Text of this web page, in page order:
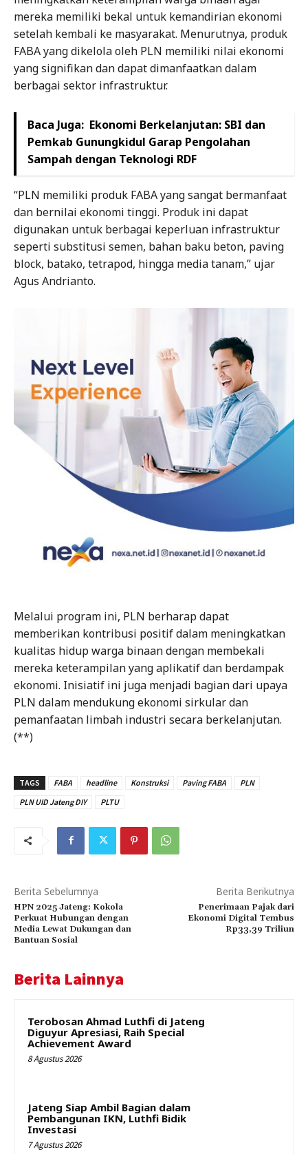
mereka memiliki bekal untuk kemandirian ekonomi
setelah kembali ke masyarakat. Menurutnya, produk
FABA yang dikelola oleh PLN memiliki nilai ekonomi
yang signifikan dan dapat dimanfaatkan dalam
berbagai sektor infrastruktur.
Baca Juga: Ekonomi Berkelanjutan: SBI dan
Pemkab Gunungkidul Garap Pengolahan
Sampah dengan Teknologi RDF
“PLN memiliki produk FABA yang sangat bermanfaat
dan bernilai ekonomi tinggi. Produk ini dapat
digunakan untuk berbagai keperluan infrastruktur
seperti substitusi semen, bahan baku beton, paving
block, batako, tetrapod, hingga media tanam,” ujar
Agus Andrianto.
Melalui program ini, PLN berharap dapat
memberikan kontribusi positif dalam meningkatkan
kualitas hidup warga binaan dengan membekali
mereka keterampilan yang aplikatif dan berdampak
ekonomi. Inisiatif ini juga menjadi bagian dari upaya
PLN dalam mendukung ekonomi sirkular dan
pemanfaatan limbah industri secara berkelanjutan.
(**)
TAGS FABA headline Konstruksi Paving FABA
PLN
PLN UID Jateng DIY
PLTU
Berita Sebelumnya
HPN 2025 Jateng: Kokola
Perkuat Hubungan dengan
Media Lewat Dukungan dan
Bantuan Sosial
Berita Berikutnya
Penerimaan Pajak dari
Ekonomi Digital Tembus
Rp33,39 Triliun
Berita Lainnya
Terobosan Ahmad Luthfi di Jateng
Diguyur Apresiasi, Raih Special
Achievement Award
8 Agustus 2026
Jateng Siap Ambil Bagian dalam
Pembangunan IKN, Luthfi Bidik
Investasi
7 Agustus 2026